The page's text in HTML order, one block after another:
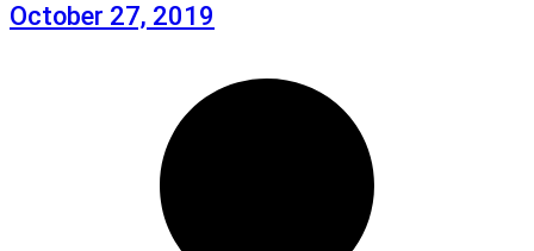
October 27, 2019